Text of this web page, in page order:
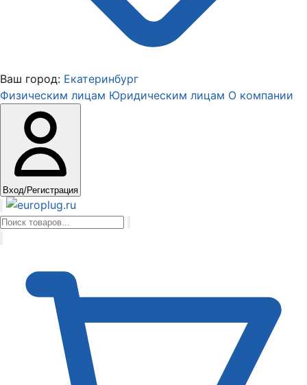
Ваш город: Екатеринбург
Физическим лицам Юридическим лицам О компании
Вход/Регистрация